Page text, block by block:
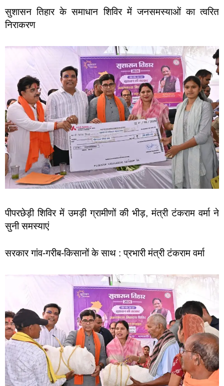
सुशासन तिहार के समाधान शिविर में जनसमस्याओं का त्वरित
निराकरण
पीपरछेड़ी शिविर में उमड़ी ग्रामीणों की भीड़, मंत्री टंकराम वर्मा ने
सुनी समस्याएं
सरकार गांव-गरीब-किसानों के साथ : प्रभारी मंत्री टंकराम वर्मा